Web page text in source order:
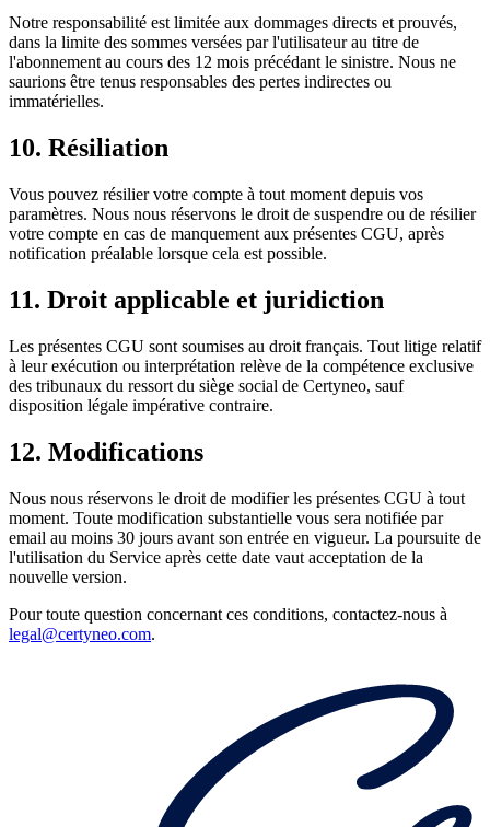
Notre responsabilité est limitée aux dommages directs et prouvés,
dans la limite des sommes versées par l'utilisateur au titre de
l'abonnement au cours des 12 mois précédant le sinistre. Nous ne
saurions être tenus responsables des pertes indirectes ou
immatérielles.
10. Résiliation
Vous pouvez résilier votre compte à tout moment depuis vos
paramètres. Nous nous réservons le droit de suspendre ou de résilier
votre compte en cas de manquement aux présentes CGU, après
notification préalable lorsque cela est possible.
11. Droit applicable et juridiction
Les présentes CGU sont soumises au droit français. Tout litige relatif
à leur exécution ou interprétation relève de la compétence exclusive
des tribunaux du ressort du siège social de Certyneo, sauf
disposition légale impérative contraire.
12. Modifications
Nous nous réservons le droit de modifier les présentes CGU à tout
moment. Toute modification substantielle vous sera notifiée par
email au moins 30 jours avant son entrée en vigueur. La poursuite de
l'utilisation du Service après cette date vaut acceptation de la
nouvelle version.
Pour toute question concernant ces conditions, contactez-nous à
legal@certyneo.com.